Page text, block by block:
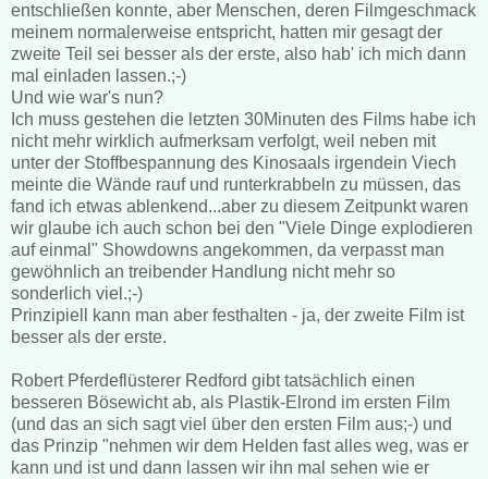
entschließen konnte, aber Menschen, deren Filmgeschmack
meinem normalerweise entspricht, hatten mir gesagt der
zweite Teil sei besser als der erste, also hab' ich mich dann
mal einladen lassen.;-)
Und wie war's nun?
Ich muss gestehen die letzten 30Minuten des Films habe ich
nicht mehr wirklich aufmerksam verfolgt, weil neben mit
unter der Stoffbespannung des Kinosaals irgendein Viech
meinte die Wände rauf und runterkrabbeln zu müssen, das
fand ich etwas ablenkend...aber zu diesem Zeitpunkt waren
wir glaube ich auch schon bei den "Viele Dinge explodieren
auf einmal" Showdowns angekommen, da verpasst man
gewöhnlich an treibender Handlung nicht mehr so
sonderlich viel.;-)
Prinzipiell kann man aber festhalten - ja, der zweite Film ist
besser als der erste.
Robert Pferdeflüsterer Redford gibt tatsächlich einen
besseren Bösewicht ab, als Plastik-Elrond im ersten Film
(und das an sich sagt viel über den ersten Film aus;-) und
das Prinzip "nehmen wir dem Helden fast alles weg, was er
kann und ist und dann lassen wir ihn mal sehen wie er